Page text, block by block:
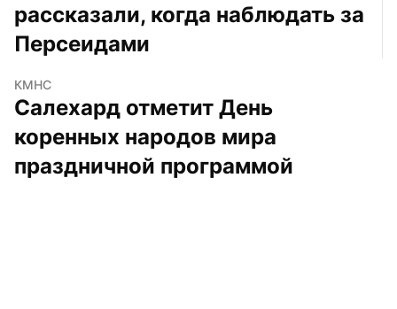
рассказали, когда наблюдать за
Персеидами
КМНС
Салехард отметит День
коренных народов мира
праздничной программой